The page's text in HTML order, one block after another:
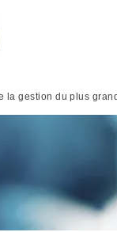
la gestion du plus